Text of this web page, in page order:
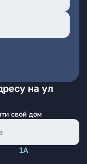
на ул
свой дом
1А